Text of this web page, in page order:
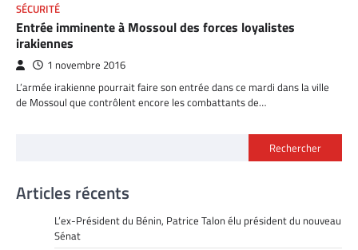
SÉCURITÉ
Entrée imminente à Mossoul des forces loyalistes
irakiennes
1 novembre 2016
L’armée irakienne pourrait faire son entrée dans ce mardi dans la ville
de Mossoul que contrôlent encore les combattants de…
Rechercher
Articles récents
L’ex-Président du Bénin, Patrice Talon élu président du nouveau
Sénat